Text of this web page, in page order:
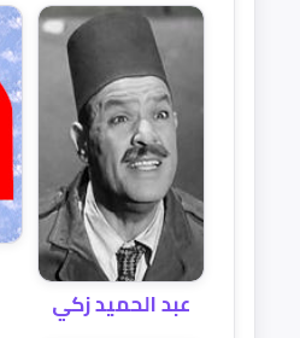
عبد الحميد زكي